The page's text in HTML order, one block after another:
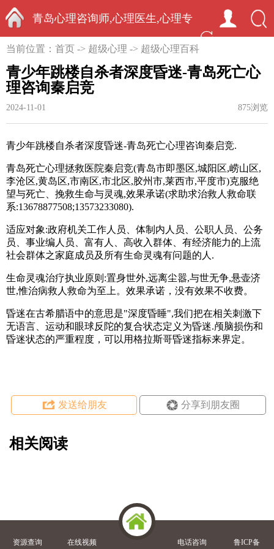
首页
青岛心理咨询师,心理医生,心理专
家-中国心理学家秦启竞
当前位置： 首页 -> 超级心理 -> 超级心理百科
青少年跳楼自杀者深度昏迷-青岛死亡心
理咨询秦启竞
2024-11-01 875浏览
青少年跳楼自杀者深度昏迷-青岛死亡心理咨询秦启竞.
青岛死亡心理拯救医院秦启竞(青岛市即墨区,城阳区,崂山区,
李沧区,黄岛区,市南区,市北区,胶州市,莱西市,平度市)克服绝
望与死亡、挽救生命与灵魂,效果承诺(求助求治救人救命联
系:13678877508;13573233080).
适应对象:政府机关工作人员、体制内人员、公职人员、公务
员、事业编人员、富有人、高收入群体、有经济能力的上流
社会群体之家庭成员及所有生命灵魂有问题的人.
生命灵魂治疗执业原则:置身世外,远离尘嚣,与世无争,悬壶济
世,惟治病救人救命为至上。效果承诺，没有效果不收费。
昏迷在古希腊语中的意思是"深度昏睡",我们把在相关刺激下
无语言、运动和眼球反陀的复合状态定义为昏迷.颅脑损伤和
昏迷状态的严重程度，可以用格拉斯哥昏迷指标来界定。
发送给朋友 分享到朋友圈
相关阅读
资源查询 在线视频 电话咨询 鲁ICP备